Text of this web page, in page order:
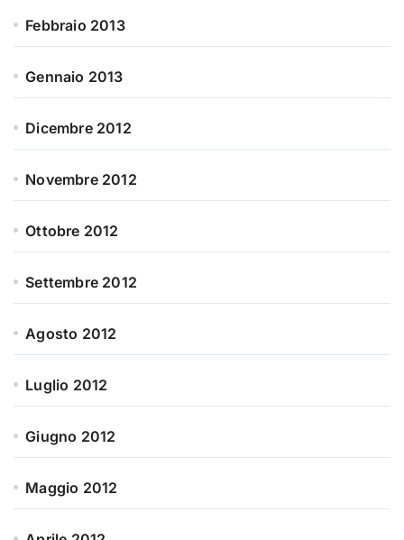
Febbraio 2013
Gennaio 2013
Dicembre 2012
Novembre 2012
Ottobre 2012
Settembre 2012
Agosto 2012
Luglio 2012
Giugno 2012
Maggio 2012